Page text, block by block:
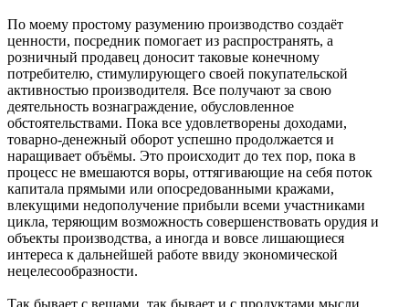
По моему простому разумению производство создаёт
ценности, посредник помогает из распространять, а
розничный продавец доносит таковые конечному
потребителю, стимулирующего своей покупательской
активностью производителя. Все получают за свою
деятельность вознаграждение, обусловленное
обстоятельствами. Пока все удовлетворены доходами,
товарно-денежный оборот успешно продолжается и
наращивает объёмы. Это происходит до тех пор, пока в
процесс не вмешаются воры, оттягивающие на себя поток
капитала прямыми или опосредованными кражами,
влекущими недополучение прибыли всеми участниками
цикла, теряющим возможность совершенствовать орудия и
объекты производства, а иногда и вовсе лишающиеся
интереса к дальнейшей работе ввиду экономической
нецелесообразности.
Так бывает с вещами, так бывает и с продуктами мысли.